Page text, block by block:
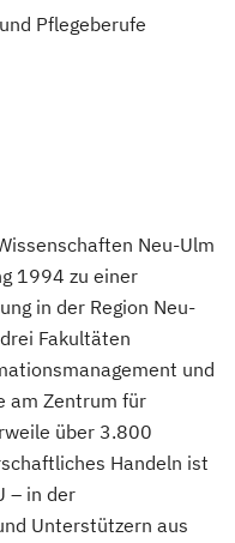
Pflegeberufe
Neu-Ulm
1994 zu einer
in der Region Neu-
Fakultäten
und
am Zentrum für
über 3.800
Handeln ist
– in der
Unterstützern aus